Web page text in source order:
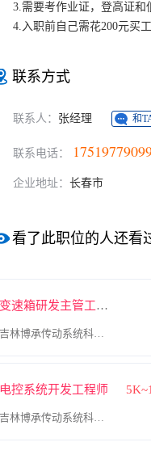
3.需要考作业证，登高证和
4.入职前自己需花200元买
联系方式
联系人： 张经理 和
联系电话：
企业地址： 长春市
看了此职位的人还看
变速箱研发主管工程师
吉林博承传动系统科技有限公司
电控系统开发工程师
吉林博承传动系统科技有限公司